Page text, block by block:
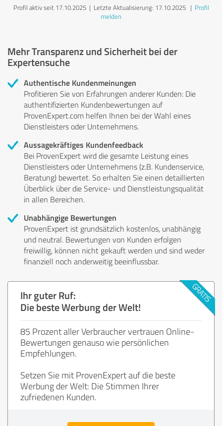
Profil aktiv seit 17.10.2025 | Letzte Aktualisierung: 17.10.2025| Profil
melden
Mehr Transparenz und Sicherheit bei der
Expertensuche
Authentische Kundenmeinungen
Profitieren Sie von Erfahrungen anderer Kunden: Die
authentifizierten Kundenbewertungen auf
ProvenExpert.com helfen Ihnen bei der Wahl eines
Dienstleisters oder Unternehmens.
Aussagekräftiges Kundenfeedback
Bei ProvenExpert wird die gesamte Leistung eines
Dienstleisters oder Unternehmens (z.B. Kundenservice,
Beratung) bewertet. So erhalten Sie einen detaillierten
Überblick über die Service- und Dienstleistungsqualität
in allen Bereichen.
Unabhängige Bewertungen
ProvenExpert ist grundsätzlich kostenlos, unabhängig
und neutral. Bewertungen von Kunden erfolgen
freiwillig, können nicht gekauft werden und sind weder
finanziell noch anderweitig beeinflussbar.
Ihr guter Ruf:
Die beste Werbung der Welt!
85 Prozent aller Verbraucher vertrauen Online-
Bewertungen genauso wie persönlichen
Empfehlungen.
Setzen Sie mit ProvenExpert auf die beste
Werbung der Welt: Die Stimmen Ihrer
zufriedenen Kunden.